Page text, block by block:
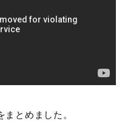
とめました。